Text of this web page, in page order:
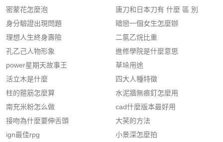
密蒙花怎麼泡
身分驗證出現問題
理想人生終身壽險
孔乙己人物形象
power星期天故事王
活立木是什麼
柱的箍筋怎麼算
南充米粉怎么做
接吻為什麼要伸舌頭
ign最佳rpg
唐刀和日本刀有 什麼 區 別
暗戀一個女生怎麼辦
二氯乙烷比重
進修學院是什麼意思
草垛用途
四大人種特徵
水泥牆無痕釘怎麼用
cad什麼版本最好用
大笑的方法
小景深怎麼拍